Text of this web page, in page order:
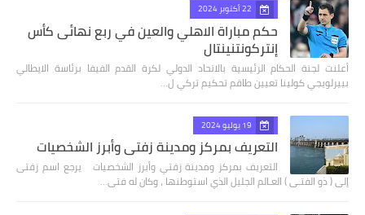
22 أكتوبر 2024
حكم مباراة الاهلي والعين في ربع نهائى كأس
إنتركونتنينتال
أعلنت لجنة الحكام الرئيسية بالاتحاد الدولي لكرة القدم الفيفا برئاسة الايطالي
بييرلويجي كولينا تعيين طاقم تحكيم تركي ل…
19 يوليو 2024
التعريف بمركز ومدينة زفتي وأبرز الشخصيات
التعريف بمركز ومدينة زفتي وأبرز الشخصيات يرجع اسم زفتى
إلى ( ذو الفتـى ) العـالم الجليل الذي استوطنها ، وكان له فتى…